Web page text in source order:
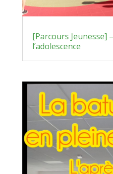
[Parcours Jeunesse]
l’adolescence